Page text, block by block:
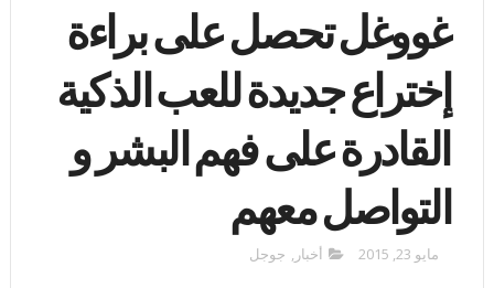
غووغل تحصل على براءة
إختراع جديدة للعب الذكية
القادرة على فهم البشر و
التواصل معهم
مايو 23, 2015 أخبار , جوجل